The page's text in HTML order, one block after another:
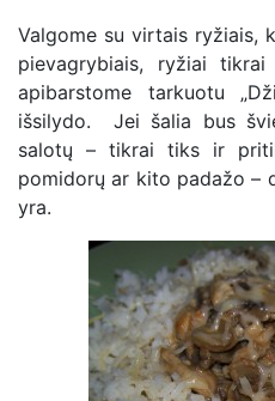
Valgome su virtais ryžiais,
pievagrybiais, ryžiai
apibarstome tarkuotu
išsilydo. Jei šalia bus
salotų – tikrai tiks ir
pomidorų ar kito padažo –
yra.